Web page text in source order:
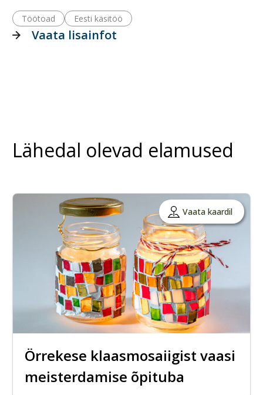
Töötoad Eesti käsitöö
Vaata lisainfot
Lähedal olevad elamused
Vaata kaardil
Örrekese klaasmosaiigist vaasi
meisterdamise õpituba